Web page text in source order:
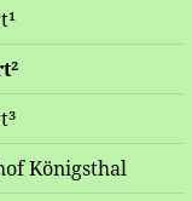
Königsthal